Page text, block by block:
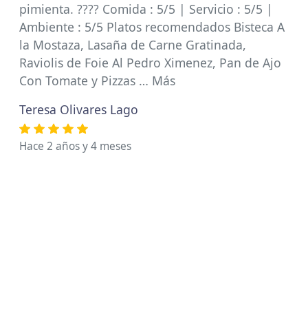
pimienta. ???? Comida : 5/5 | Servicio : 5/5 |
Ambiente : 5/5 Platos recomendados Bisteca A
la Mostaza, Lasaña de Carne Gratinada,
Raviolis de Foie Al Pedro Ximenez, Pan de Ajo
Con Tomate y Pizzas … Más
Teresa Olivares Lago
Hace 2 años y 4 meses